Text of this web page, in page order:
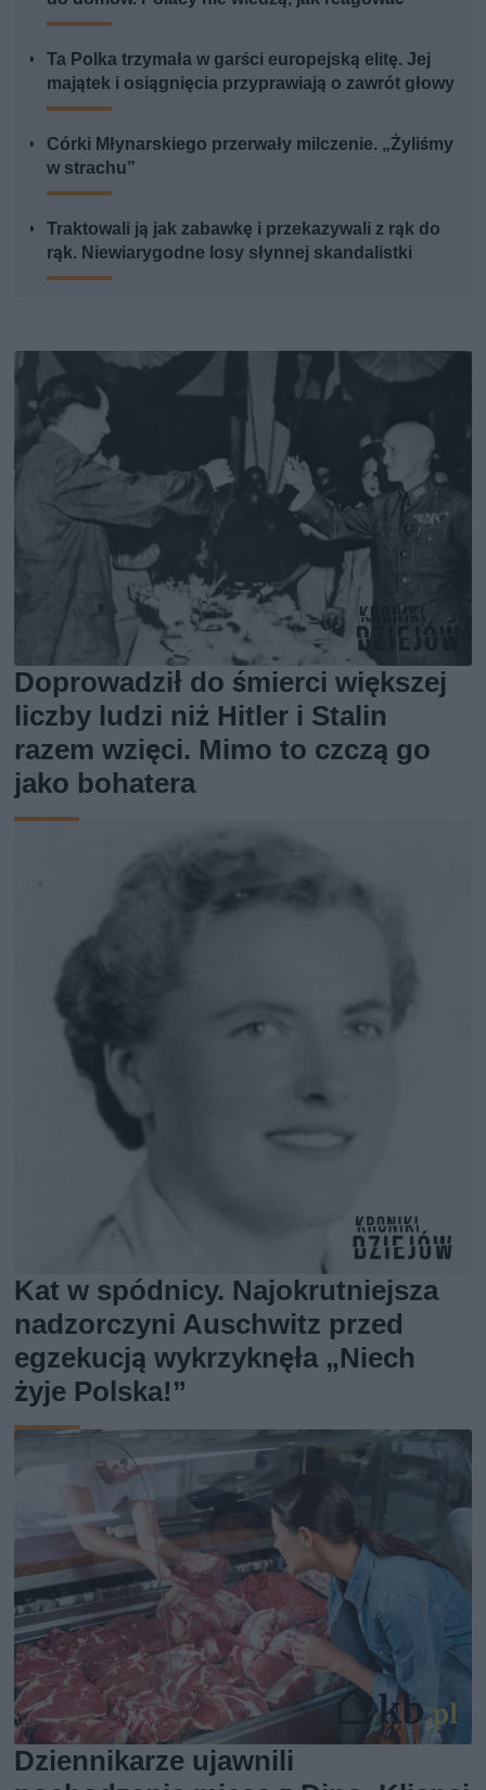
Ta Polka trzymała w garści europejską elitę. Jej
majątek i osiągnięcia przyprawiają o zawrót głowy
Córki Młynarskiego przerwały milczenie. „Żyliśmy
w strachu”
Traktowali ją jak zabawkę i przekazywali z rąk do
rąk. Niewiarygodne losy słynnej skandalistki
Doprowadził do śmierci większej
liczby ludzi niż Hitler i Stalin
razem wzięci. Mimo to czczą go
jako bohatera
Kat w spódnicy. Najokrutniejsza
nadzorczyni Auschwitz przed
egzekucją wykrzyknęła „Niech
żyje Polska!”
Dziennikarze ujawnili